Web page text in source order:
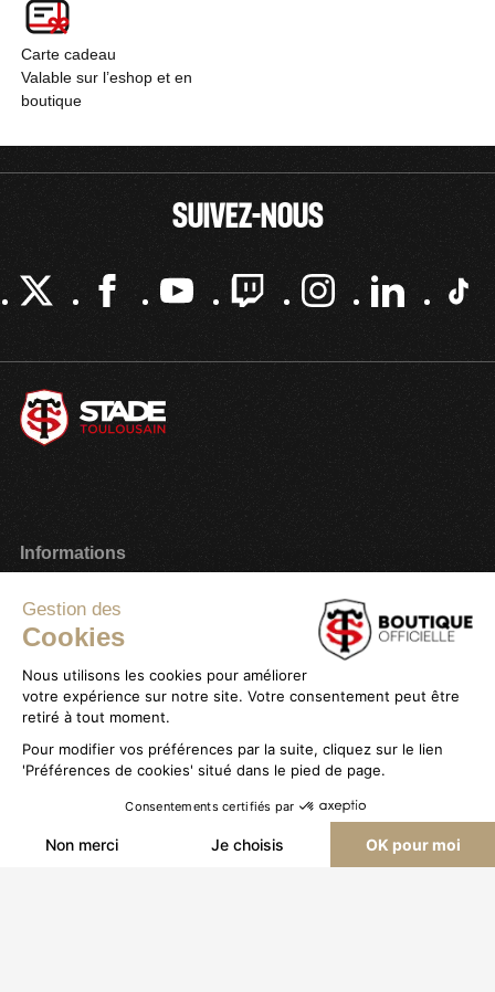
Gestion des
Cookies
Nous utilisons les cookies pour améliorer
votre expérience sur notre site. Votre consentement peut être
retiré à tout moment.
Pour modifier vos préférences par la suite, cliquez sur le lien
'Préférences de cookies' situé dans le pied de page.
Consentements certifiés par
Non merci Je choisis
OK pour moi
AJOUTER AU PANIER
Carte cadeau
Valable sur l’eshop et en
boutique
SUIVEZ-NOUS
Informations
Plan du site
Mon compte
Service client
Magasins
Contactez-nous
Stade Toulousain
Carte cadeau
Tenues Officielles Nike